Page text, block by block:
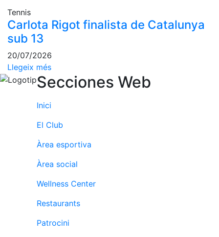
d'Honor
Històric
del
Campionat
Social
Normativa
Altres esports
Àrea social
Activitats
culturals
Talks
Tennis
Carlota Rigot finalista de Catalunya
sub 13
20/07/2026
Llegeix més
Secciones Web
Inici
El Club
Àrea esportiva
Àrea social
Wellness Center
Restaurants
Patrocini